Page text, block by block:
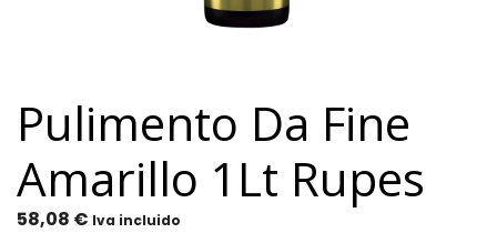
Pulimento Da Fine
Amarillo 1Lt Rupes
58,08 € Iva incluido